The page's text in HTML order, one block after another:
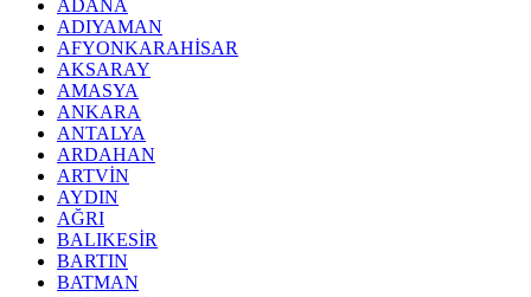
ADANA
ADIYAMAN
AFYONKARAHİSAR
AKSARAY
AMASYA
ANKARA
ANTALYA
ARDAHAN
ARTVİN
AYDIN
AĞRI
BALIKESİR
BARTIN
BATMAN